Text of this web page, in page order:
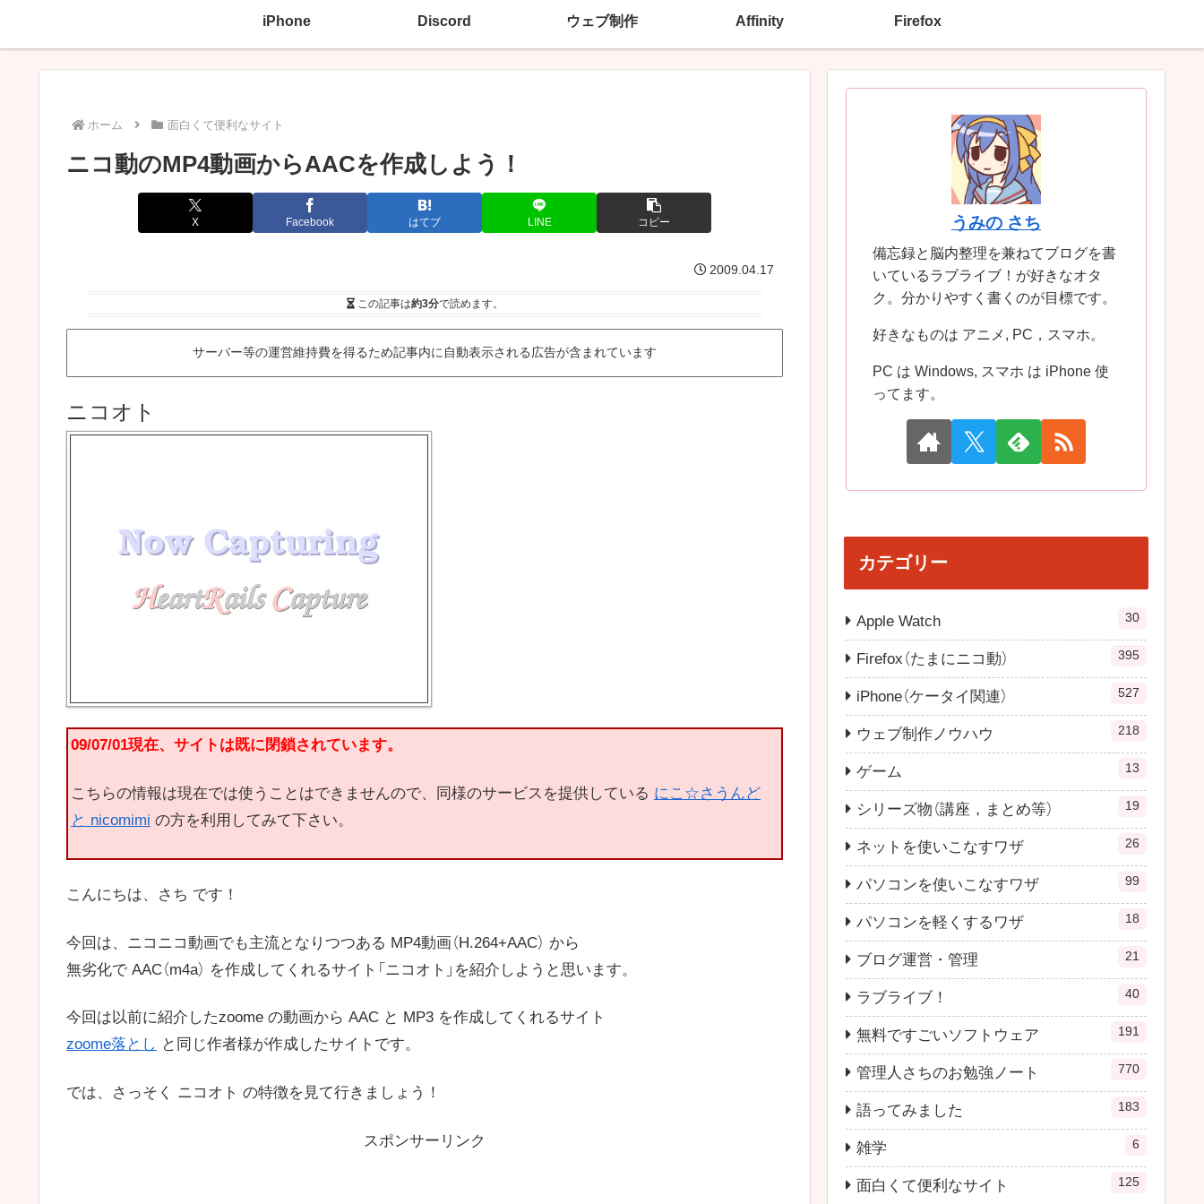
iPhone Discord ウェブ制作 Affinity Firefox
ホーム 面白くて便利なサイト
ニコ動のMP4動画からAACを作成しよう！
X Facebook はてブ LINE コピー
2009.04.17
この記事は約3分で読めます。
サーバー等の運営維持費を得るため記事内に自動表示される広告が含まれています
ニコオト
09/07/01現在、サイトは既に閉鎖されています。
こちらの情報は現在では使うことはできませんので、同様のサービスを提供している にこ☆さうんど
と nicomimi の方を利用してみて下さい。
こんにちは、さち です！
今回は、ニコニコ動画でも主流となりつつある MP4動画（H.264+AAC） から
無劣化で AAC（m4a） を作成してくれるサイト「ニコオト」を紹介しようと思います。
今回は以前に紹介したzoome の動画から AAC と MP3 を作成してくれるサイト
zoome落とし と同じ作者様が作成したサイトです。
では、さっそく ニコオト の特徴を見て行きましょう！
スポンサーリンク
うみの さち
備忘録と脳内整理を兼ねてブログを書
いているラブライブ！が好きなオタ
ク。分かりやすく書くのが目標です。
好きなものは アニメ, PC，スマホ。
PC は Windows, スマホ は iPhone 使
ってます。
カテゴリー
Apple Watch 30
Firefox（たまにニコ動） 395
iPhone（ケータイ関連） 527
ウェブ制作ノウハウ 218
ゲーム 13
シリーズ物（講座，まとめ等） 19
ネットを使いこなすワザ 26
パソコンを使いこなすワザ 99
パソコンを軽くするワザ 18
ブログ運営・管理 21
ラブライブ！ 40
無料ですごいソフトウェア 191
管理人さちのお勉強ノート 770
語ってみました 183
雑学 6
面白くて便利なサイト 125